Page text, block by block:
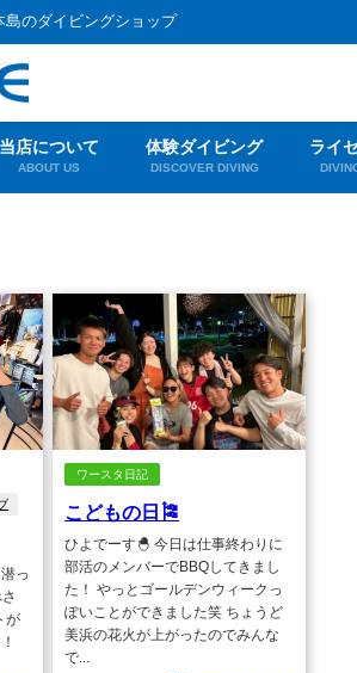
島のダイビングショップ
当店について
ABOUT US
体験ダイビング
DISCOVER DIVING
ライ
っ
が
ワースタ日記
こどもの日🎏
ひよでーす🐣 今日は仕事終わりに
部活のメンバーでBBQしてきまし
た！ やっとゴールデンウィークっ
ぽいことができました笑 ちょうど
美浜の花火が上がったのでみんな
で...